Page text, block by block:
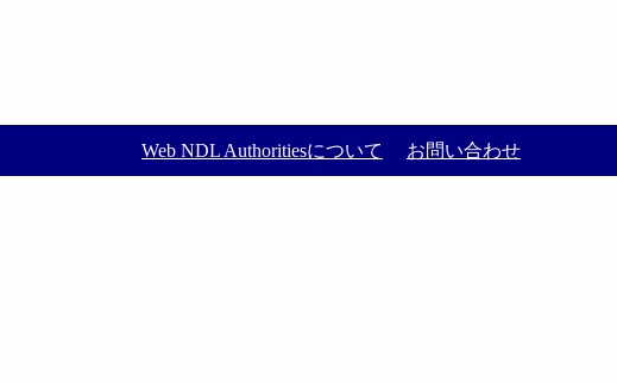
Web NDL Authoritiesについて お問い合わせ